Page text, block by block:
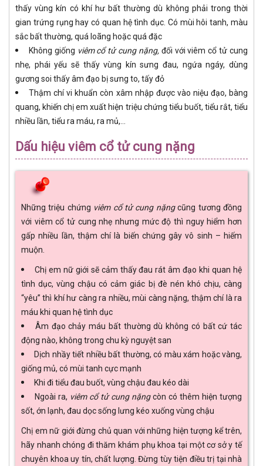
thấy vùng kín có khí hư bất thường dù không phải trong thời
gian trứng rụng hay có quan hệ tình dục. Có mùi hôi tanh, màu
sắc bất thường, quá loãng hoặc quá đặc
Không giống viêm cổ tử cung nặng,đối với viêm cổ tử cung
nhẹ, phái yếu sẽ thấy vùng kín sưng đau, ngứa ngáy, dùng
gương soi thấy âm đạo bị sưng to, tấy đỏ
Thậm chí vi khuẩn còn xâm nhập được vào niệu đạo, bàng
quang, khiến chị em xuất hiện triệu chứng tiểu buốt, tiểu rắt, tiểu
nhiều lần, tiểu ra máu, ra mủ,...
Dấu hiệu viêm cổ tử cung nặng
Những triệu chứng viêm cổ tử cung nặngcũng tương đồng
với viêm cổ tử cung nhẹ nhưng mức độ thì nguy hiểm hơn
gấp nhiều lần, thậm chí là biến chứng gây vô sinh – hiếm
muộn.
Chị em nữ giới sẽ cảm thấy đau rát âm đạo khi quan hệ
tình dục, vùng chậu có cảm giác bị đè nén khó chịu, càng
“yêu” thì khí hư càng ra nhiều, mùi càng nặng, thậm chí là ra
máu khi quan hệ tình dục
Âm đạo chảy máu bất thường dù không có bất cứ tác
động nào, không trong chu kỳ nguyệt san
Dịch nhầy tiết nhiều bất thường, có màu xám hoặc vàng,
giống mủ, có mùi tanh cực mạnh
Khi đi tiểu đau buốt, vùng chậu đau kéo dài
Ngoài ra, viêm cổ tử cung nặngcòn có thêm hiện tượng
sốt, ớn lạnh, đau dọc sống lưng kéo xuống vùng chậu
Chị em nữ giới đừng chủ quan với những hiện tượng kể trên,
hãy nhanh chóng đi thăm khám phụ khoa tại một cơ sở y tế
chuyên khoa uy tín, chất lượng. Đừng tùy tiện điều trị tại nhà